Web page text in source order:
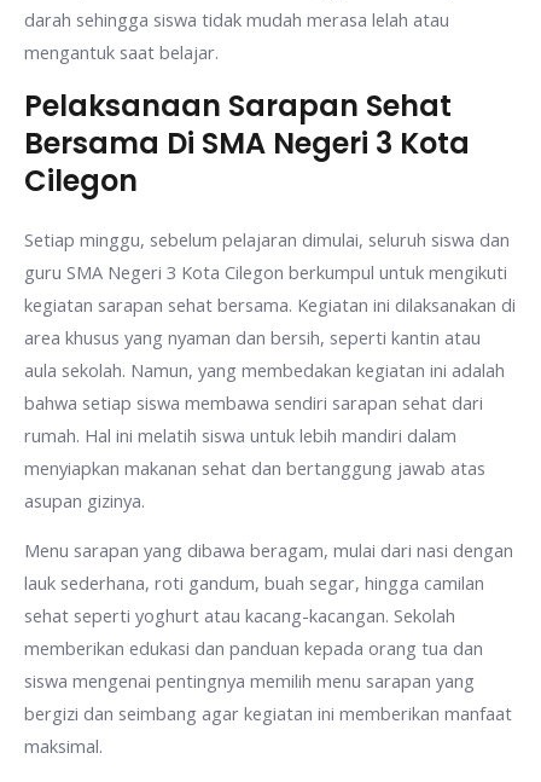
darah sehingga siswa tidak mudah merasa lelah atau
mengantuk saat belajar.
Pelaksanaan Sarapan Sehat
Bersama Di SMA Negeri 3 Kota
Cilegon
Setiap minggu, sebelum pelajaran dimulai, seluruh siswa dan
guru SMA Negeri 3 Kota Cilegon berkumpul untuk mengikuti
kegiatan sarapan sehat bersama. Kegiatan ini dilaksanakan di
area khusus yang nyaman dan bersih, seperti kantin atau
aula sekolah. Namun, yang membedakan kegiatan ini adalah
bahwa setiap siswa membawa sendiri sarapan sehat dari
rumah. Hal ini melatih siswa untuk lebih mandiri dalam
menyiapkan makanan sehat dan bertanggung jawab atas
asupan gizinya.
Menu sarapan yang dibawa beragam, mulai dari nasi dengan
lauk sederhana, roti gandum, buah segar, hingga camilan
sehat seperti yoghurt atau kacang-kacangan. Sekolah
memberikan edukasi dan panduan kepada orang tua dan
siswa mengenai pentingnya memilih menu sarapan yang
bergizi dan seimbang agar kegiatan ini memberikan manfaat
maksimal.